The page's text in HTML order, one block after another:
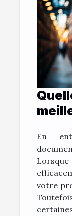
du
En
votre